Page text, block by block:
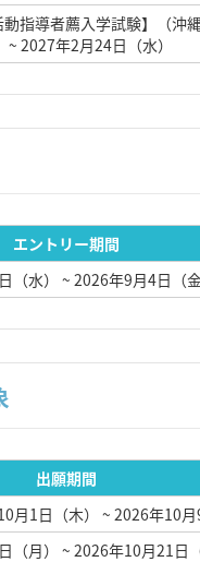
動指導者薦入学試験】（沖
~ 2027年2月24日（水）
エントリー期間
（水） ~ 2026年9月4日（金
出願期間
月1日（木） ~ 2026年10月
（月） ~ 2026年10月21日